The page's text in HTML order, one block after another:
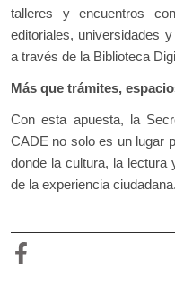
talleres y encuentros
editoriales, universidades
a través de la Biblioteca
Más que trámites,
Con esta apuesta, la
CADE no solo es un lugar
donde la cultura, la lectura
de la experiencia ciudadana.